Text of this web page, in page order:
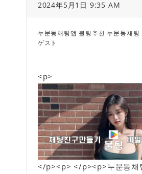
2024年5月1日 9:35 AM
누문동채팅앱 불팅추천 누문동채팅
ゲスト
<p>
</p><p> </p><p>누문동채